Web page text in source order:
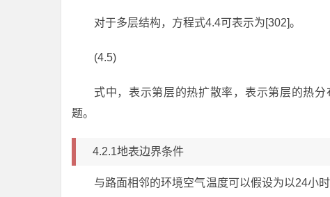
对于多层结构，方程式4.4可表示为[302]。
(4.5)
式中，表示第层的热扩散率，表示第层的热
题。
4.2.1地表边界条件
与路面相邻的环境空气温度可以假设为以24小